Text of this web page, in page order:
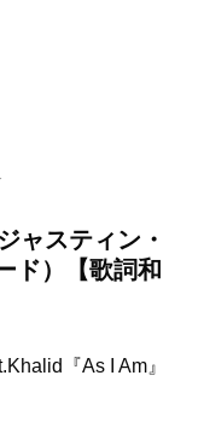
ャスティン・
ド）【歌詞和
『As I Am』